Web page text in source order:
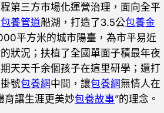
第三方市場化運營治理，面向全平
包養管道船湖，打造了3.5公包養金
平方米的城市陽臺，為市平易近
狀況；扶植了全國單面子積最年夜
天天千余個孩子在這里研學；還打
號包養網中間，讓包養網無情人在
育讓生涯更美妙包養故事”的理念。